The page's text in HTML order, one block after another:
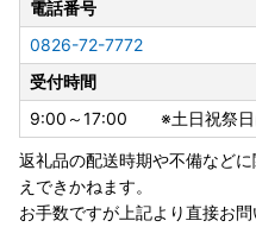
電話番号
0826-72-7772
受付時間
9:00～17:00 ※土日祝祭日
返礼品の配送時期や不備など
えできかねます。
お手数ですが上記より直接お